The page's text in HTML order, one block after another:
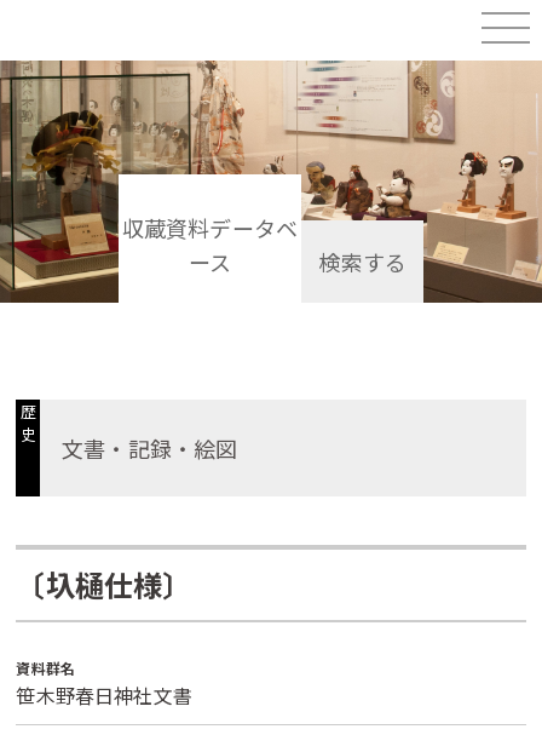
収蔵資料データベ
ース
検索する
歴
史
文書・記録・絵図
〔圦樋仕様〕
資料群名
笹木野春日神社文書